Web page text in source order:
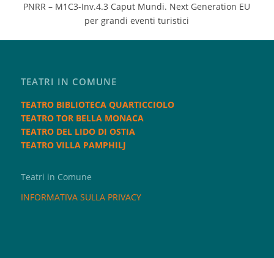
PNRR – M1C3-Inv.4.3 Caput Mundi. Next Generation EU
per grandi eventi turistici
TEATRI IN COMUNE
TEATRO BIBLIOTECA QUARTICCIOLO
TEATRO TOR BELLA MONACA
TEATRO DEL LIDO DI OSTIA
TEATRO VILLA PAMPHILJ
Teatri in Comune
INFORMATIVA SULLA PRIVACY